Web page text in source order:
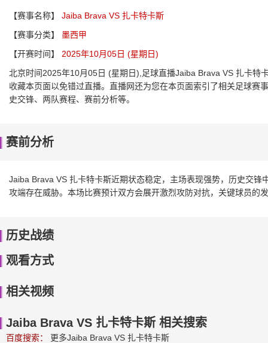
【赛事名称】
Jaiba Brava VS 扎卡特卡斯
【赛事分类】
墨西甲
【开赛时间】
2025年10月05日 (星期日)
北京时间2025年10月05日 (星期日),足球直播Jaiba Brava VS 扎卡特
收藏本页面以免错过直播。直播网还为您在本页面索引了相关足球赛
史交锋、两队赛程、赛前分析等。
赛前分析
Jaiba Brava VS 扎卡特卡斯近期状态稳定，主场表现强势，历史交
攻端存在威胁。本场比赛预计双方会展开激烈攻防对抗，关键球员的
历史战绩
观看方式
相关视频
Jaiba Brava VS 扎卡特卡斯 相关搜索
百度搜索：
更多Jaiba Brava VS 扎卡特卡斯